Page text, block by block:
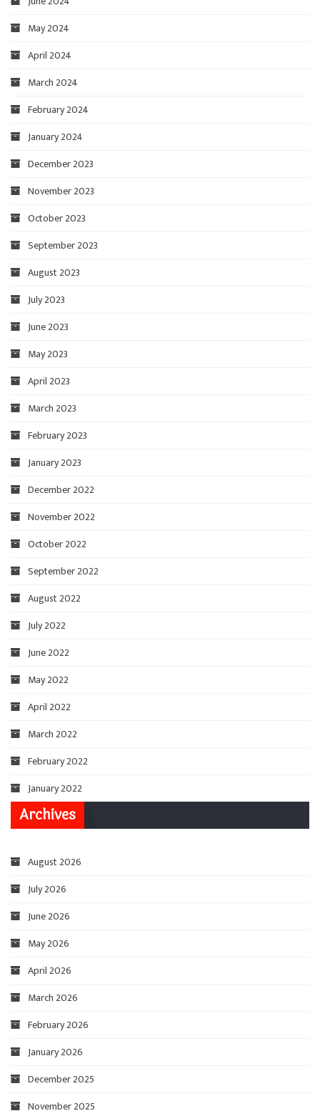
May 2024
April 2024
March 2024
February 2024
January 2024
December 2023
November 2023
October 2023
September 2023
August 2023
July 2023
June 2023
May 2023
April 2023
March 2023
February 2023
January 2023
December 2022
November 2022
October 2022
September 2022
August 2022
July 2022
June 2022
May 2022
April 2022
March 2022
February 2022
January 2022
Archives
August 2026
July 2026
June 2026
May 2026
April 2026
March 2026
February 2026
January 2026
December 2025
November 2025